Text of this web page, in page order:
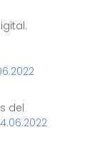
del